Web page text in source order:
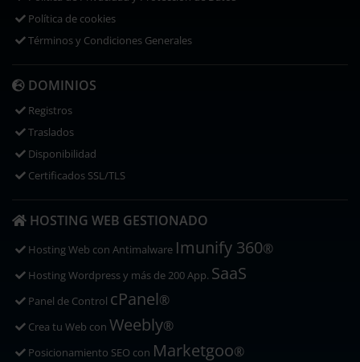
Política de cookies
Términos y Condiciones Generales
DOMINIOS
Registros
Traslados
Disponibilidad
Certificados SSL/TLS
HOSTING WEB GESTIONADO
Hosting Web con Antimalware Imunify 360®
Hosting Wordpress y más de 200 App. SaaS
Panel de Control cPanel®
Crea tu Web con Weebly®
Posicionamiento SEO con Marketgoo®